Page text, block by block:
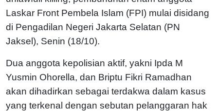
Laskar Front Pembela Islam (FPI) mulai disidang
di Pengadilan Negeri Jakarta Selatan (PN
Jaksel), Senin (18/10).
Dua anggota kepolisian aktif, yakni Ipda M
Yusmin Ohorella, dan Briptu Fikri Ramadhan
akan dihadirkan sebagai terdakwa dalam kasus
yang terkenal dengan sebutan pelanggaran hak